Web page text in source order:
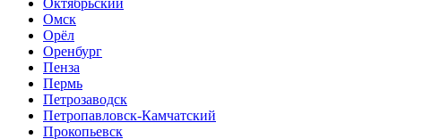
Октябрьский
Омск
Орёл
Оренбург
Пенза
Пермь
Петрозаводск
Петропавловск-Камчатский
Прокопьевск